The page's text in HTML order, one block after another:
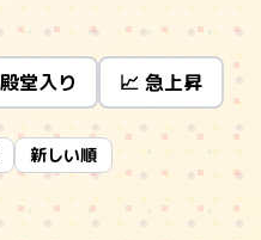
堂入り 📈 急上昇
新しい順